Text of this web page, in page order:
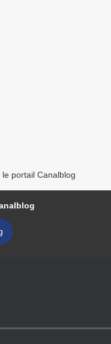
portail Canalblog